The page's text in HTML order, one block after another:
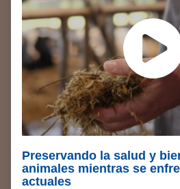
Preservando la salud y
animales mientras se
actuales